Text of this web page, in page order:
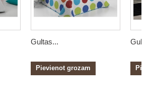
Gultas...
Pievienot grozam